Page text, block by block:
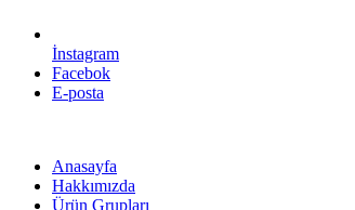
İnstagram
Facebok
E-posta
Anasayfa
Hakkımızda
Ürün Grupları